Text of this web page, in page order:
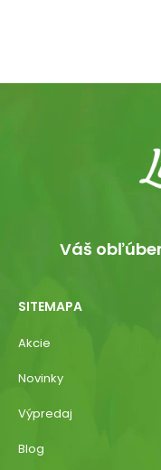
Váš
SITEMAPA
Akcie
Novinky
Výpredaj
Blog